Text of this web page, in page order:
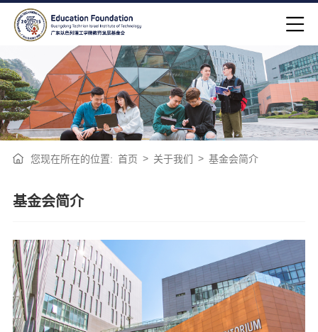
您现在所在的位置: 首页 > 关于我们 > 基金会简介
基金会简介